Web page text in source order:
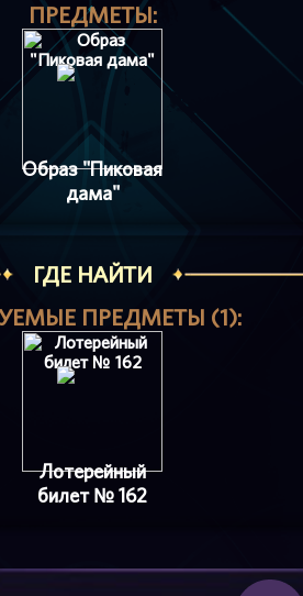
ПРЕДМЕТЫ:
Образ "Пиковая
дама"
ГДЕ НАЙТИ
ПРЕДМЕТЫ (1):
Лотерейный
билет № 162